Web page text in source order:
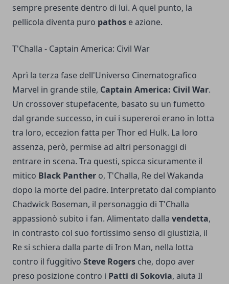
sempre presente dentro di lui. A quel punto, la
pellicola diventa puro pathos e azione.
T'Challa - Captain America: Civil War
Aprì la terza fase dell'Universo Cinematografico
Marvel in grande stile, Captain America: Civil War.
Un crossover stupefacente, basato su un fumetto
dal grande successo, in cui i supereroi erano in lotta
tra loro, eccezion fatta per Thor ed Hulk. La loro
assenza, però, permise ad altri personaggi di
entrare in scena. Tra questi, spicca sicuramente il
mitico Black Panther o, T'Challa, Re del Wakanda
dopo la morte del padre. Interpretato dal compianto
Chadwick Boseman, il personaggio di T'Challa
appassionò subito i fan. Alimentato dalla vendetta,
in contrasto col suo fortissimo senso di giustizia, il
Re si schiera dalla parte di Iron Man, nella lotta
contro il fuggitivo Steve Rogers che, dopo aver
preso posizione contro i Patti di Sokovia, aiuta Il